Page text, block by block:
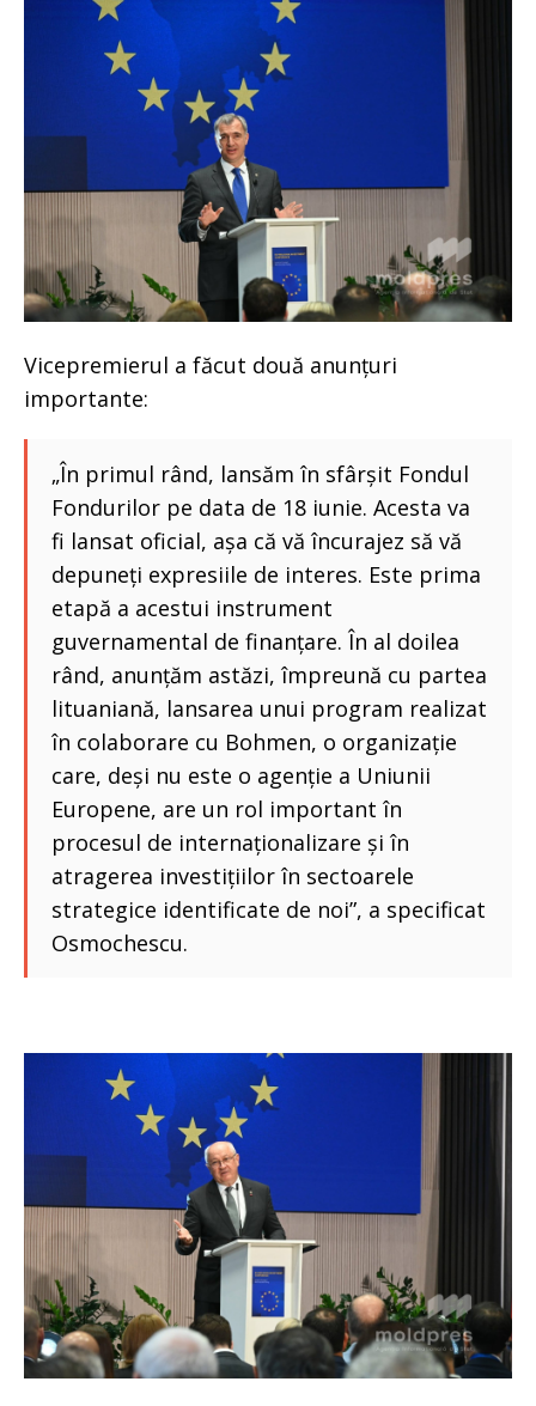
Vicepremierul a făcut două anunțuri
importante:
„În primul rând, lansăm în sfârșit Fondul
Fondurilor pe data de 18 iunie. Acesta va
fi lansat oficial, așa că vă încurajez să vă
depuneți expresiile de interes. Este prima
etapă a acestui instrument
guvernamental de finanțare. În al doilea
rând, anunțăm astăzi, împreună cu partea
lituaniană, lansarea unui program realizat
în colaborare cu Bohmen, o organizație
care, deși nu este o agenție a Uniunii
Europene, are un rol important în
procesul de internaționalizare și în
atragerea investițiilor în sectoarele
strategice identificate de noi”, a specificat
Osmochescu.